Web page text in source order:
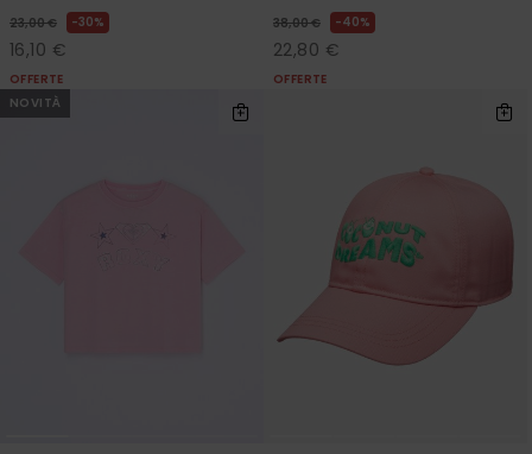
23,00 € 30%
16,10 €
OFFERTE
38,00 € 40%
22,80 €
OFFERTE
NOVITÀ